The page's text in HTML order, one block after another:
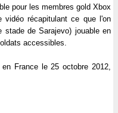
pour les membres gold Xbox
vidéo récapitulant ce que l'on
stade de Sarajevo) jouable en
accessibles.
en France le 25 octobre 2012,